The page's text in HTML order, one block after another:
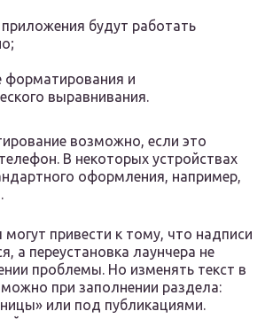
будут работать
форматирования и
выравнивания.
возможно, если это
В некоторых устройствах
оформления, например,
могут привести к тому, что надписи
а переустановка лаунчера не
проблемы. Но изменять текст в
при заполнении раздела:
или под публикациями.